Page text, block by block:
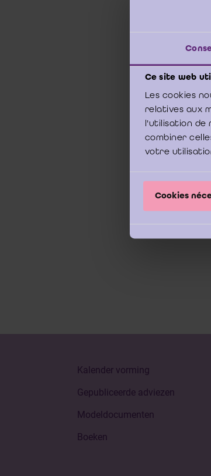
Ce site web
Les cookies
relatives aux
l'utilisation de
combiner
votre
Cookies
Kalender vorming
Gepubliceerde adviezen
Modeldocumenten
Boeken